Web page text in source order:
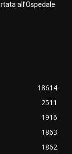
all’Ospedale
18614
2511
1916
1863
1862